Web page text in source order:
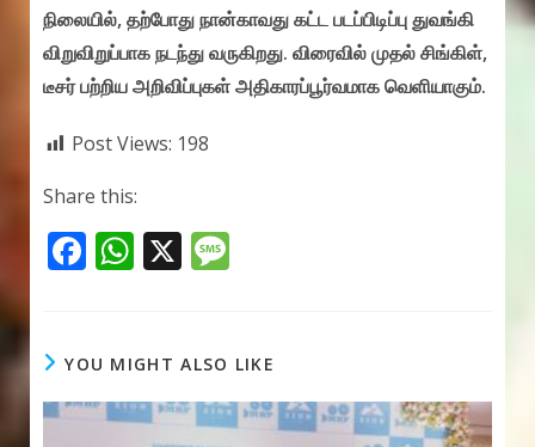
நிலையில், தற்போது நான்காவது கட்ட படப்பிடிப்பு துவங்கி
விறுவிறுப்பாக நடந்து வருகிறது. விரைவில் முதல் சிங்கிள்,
டீசர் பற்றிய அறிவிப்புகள் அதிகாரப்பூர்வமாக வெளியாகும்.
Post Views: 198
Share this:
F
b
o
W
s
A
X M
a
g
YOU MIGHT ALSO LIKE